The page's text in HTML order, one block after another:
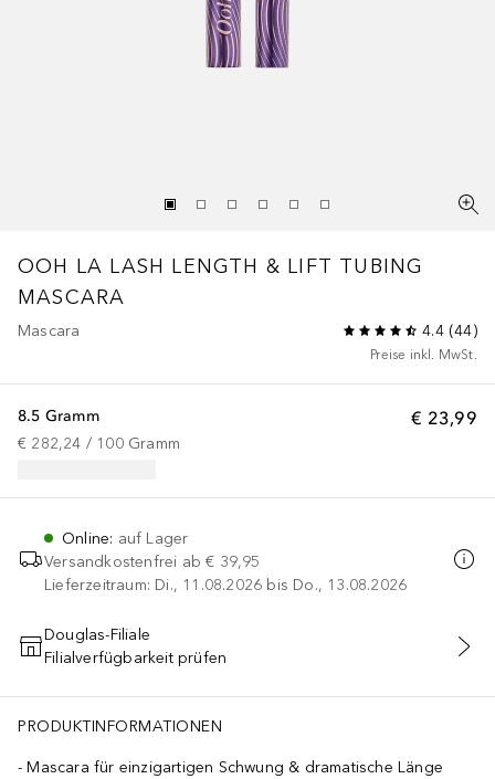
OOH LA LASH LENGTH & LIFT TUBING
MASCARA
Mascara 4.4(44)
Preise inkl. MwSt.
€ 23,99
8.5 Gramm
€ 282,24 / 100 Gramm
Online: auf Lager
Versandkostenfrei ab € 39,95
Lieferzeitraum: Di., 11.08.2026 bis Do., 13.08.2026
IN DEN WARENKORB
Douglas-Filiale
Filialverfügbarkeit prüfen
PRODUKTINFORMATIONEN
Mascara für einzigartigen Schwung & dramatische Länge